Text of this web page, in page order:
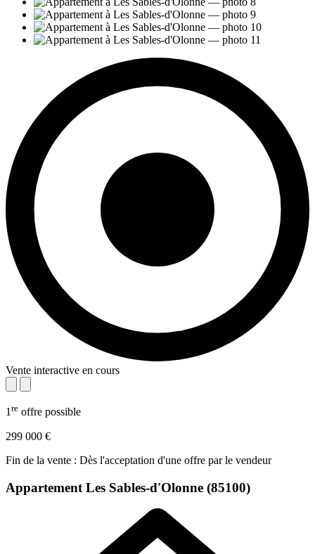
Vente interactive en cours
1re offre possible
299 000 €
Fin de la vente : Dès l'acceptation d'une offre par le vendeur
Appartement Les Sables-d'Olonne (85100)